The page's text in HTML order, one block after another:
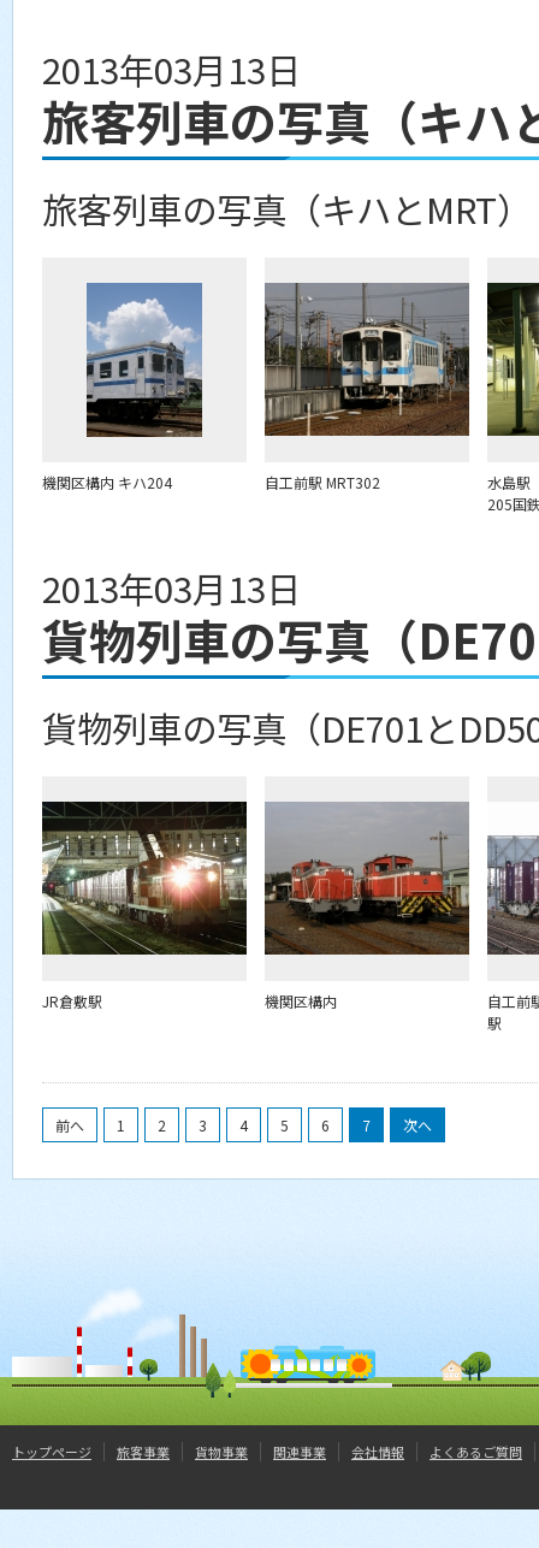
2013年03月13日
旅客列車の写真（キハ
旅客列車の写真（キハとMRT）
機関区構内 キハ204 自工前駅 MRT302
水島駅
205国
2013年03月13日
貨物列車の写真（
貨物列車の写真（DE701と
JR倉敷駅 機関区構内
自工前
駅
前へ 1 2 3 4 5 6 7 次へ
トップページ 旅客事業 貨物事業 関連事業 会社情報 よくあるご質問